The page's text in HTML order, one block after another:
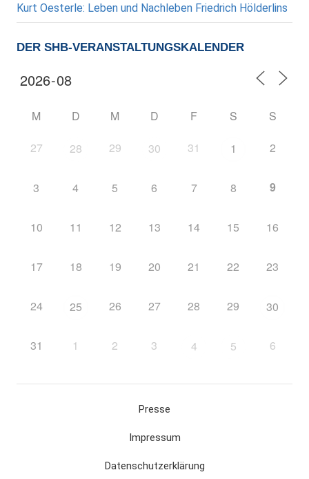
Kurt Oesterle: Leben und Nachleben Friedrich Hölderlins
DER SHB-VERANSTALTUNGSKALENDER
M D M D F S S
27 28 29 30 31 1 2
3 4 5 6 7 8 9
10 11 12 13 14 15 16
17 18 19 20 21 22 23
24 25 26 27 28 29 30
31 1 2 3 4 5 6
Presse
Impressum
Datenschutzerklärung